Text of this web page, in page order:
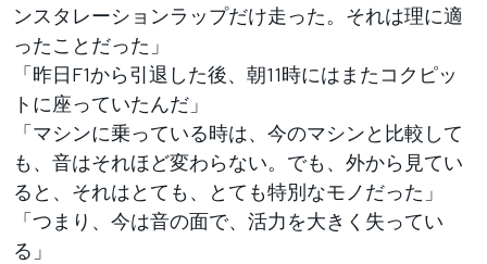
ンスタレーションラップだけ走った。それは理に適
ったことだった」
「昨日F1から引退した後、朝11時にはまたコクピッ
トに座っていたんだ」
「マシンに乗っている時は、今のマシンと比較して
も、音はそれほど変わらない。でも、外から見てい
ると、それはとても、とても特別なモノだった」
「つまり、今は音の面で、活力を大きく失ってい
る」